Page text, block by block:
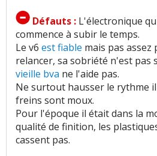
Défauts : L'électronique
commence à subir le temps.
Le v6 est fiable mais pas
relancer, sa sobriété n'est pas
vieille bva ne l'aide pas.
Ne surtout hausser le rythme
freins sont moux.
Pour l'époque il était dans la
qualité de finition, les
cassent pas.